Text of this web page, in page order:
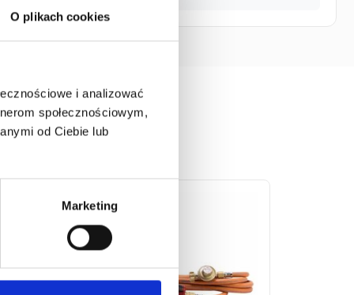
O plikach cookies
i analizować
społecznościowym,
od Ciebie lub
Marketing